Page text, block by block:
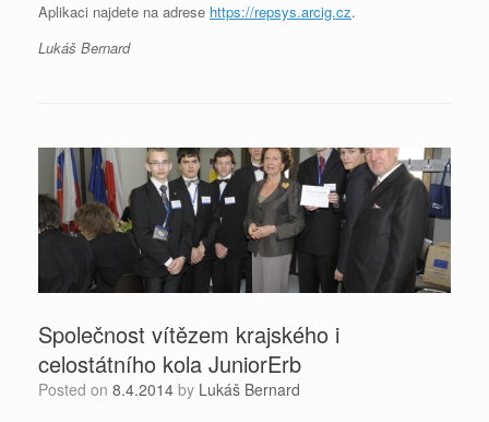
Aplikaci najdete na adrese https://repsys.arcig.cz.
Lukáš Bernard
Společnost vítězem krajského i
celostátního kola JuniorErb
Posted on 8.4.2014 by Lukáš Bernard